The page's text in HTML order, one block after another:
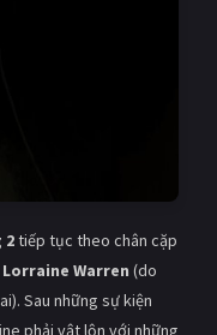
Quốc - Hồng Kông
2tiếp tục theo chân cặp
Lorraine Warren (do
Sau những sự kiện
phải vật lộn với những